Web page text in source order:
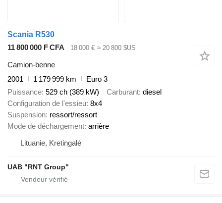
Scania R530
11 800 000 F CFA
18 000 € ≈ 20 800 $US
Camion-benne
2001
1 179 999 km
Euro 3
Puissance 529 ch (389 kW) Carburant diesel
Configuration de l'essieu 8x4
Suspension ressort/ressort
Mode de déchargement arrière
Lituanie, Kretingalė
UAB "RNT Group"